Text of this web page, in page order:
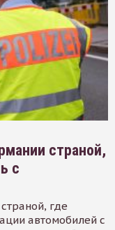
страной,
с
где
автомобилей с